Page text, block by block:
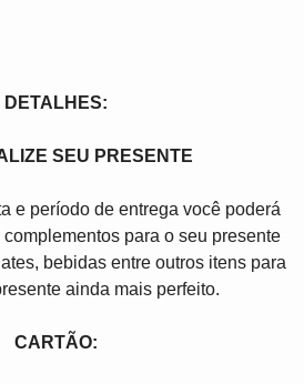
DETALHES:
SEU PRESENTE
e período de entrega você poder
para o seu presente
bebidas entre outros itens para
ainda mais perfeito.
CARTÃO: